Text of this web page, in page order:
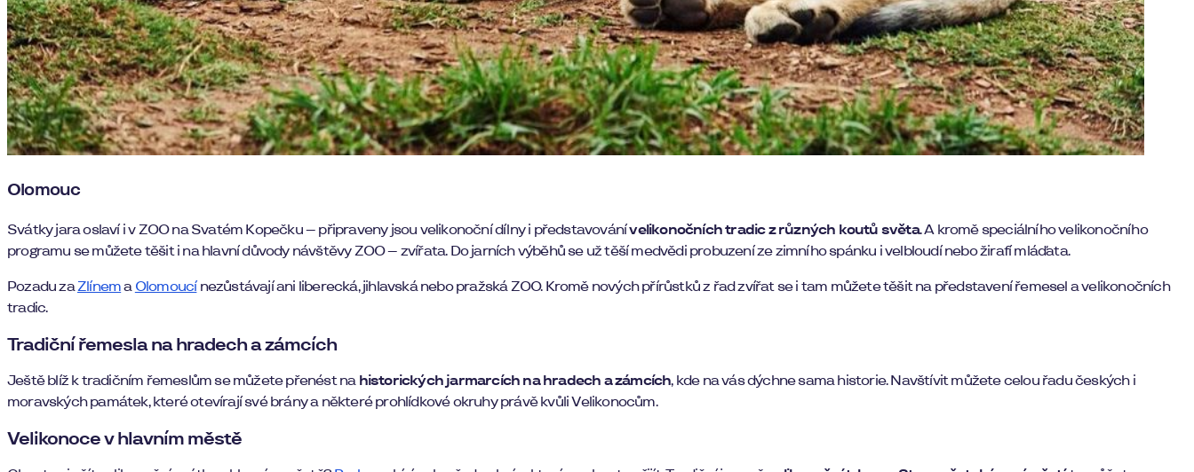
Olomouc
Svátky jara oslaví i v ZOO na Svatém Kopečku – připraveny jsou velikonoční dílny i představovánívelikonočních tradic z různých koutů světa. A kromě speciálního velikonočního
programu se můžete těšit i na hlavní důvody návštěvy ZOO – zvířata. Do jarních výběhů se už těší medvědi probuzení ze zimního spánku i velbloudí nebo žirafí mláďata.
Pozadu zaZlínemaOlomoucínezůstávají ani liberecká, jihlavská nebo pražská ZOO. Kromě nových přírůstků z řad zvířat se i tam můžete těšit na představení řemesel a velikonočních
tradic.
Tradiční řemesla na hradech a zámcích
Ještě blíž k tradičním řemeslům se můžete přenést nahistorických jarmarcích na hradech a zámcích, kde na vás dýchne sama historie. Navštívit můžete celou řadu českých i
moravských památek, které otevírají své brány a některé prohlídkové okruhy právě kvůli Velikonocům.
Velikonoce v hlavním městě